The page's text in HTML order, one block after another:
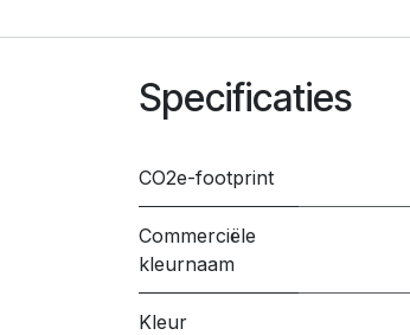
Specificaties
CO2e-footprint
Commerciële
kleurnaam
Kleur